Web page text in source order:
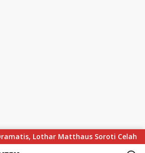
Lothar Matthaus Soroti Celah